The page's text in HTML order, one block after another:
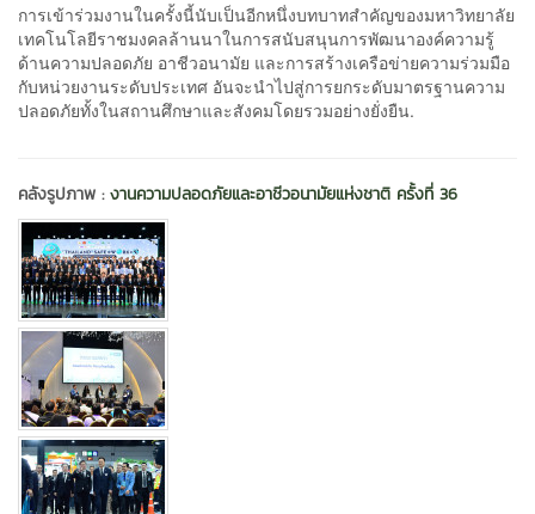
การเข้าร่วมงานในครั้งนี้นับเป็นอีกหนึ่งบทบาทสำคัญของมหาวิทยาลัย
เทคโนโลยีราชมงคลล้านนาในการสนับสนุนการพัฒนาองค์ความรู้
ด้านความปลอดภัย อาชีวอนามัย และการสร้างเครือข่ายความร่วมมือ
กับหน่วยงานระดับประเทศ อันจะนำไปสู่การยกระดับมาตรฐานความ
ปลอดภัยทั้งในสถานศึกษาและสังคมโดยรวมอย่างยั่งยืน.
คลังรูปภาพ :งานความปลอดภัยและอาชีวอนามัยแห่งชาติ ครั้งที่ 36